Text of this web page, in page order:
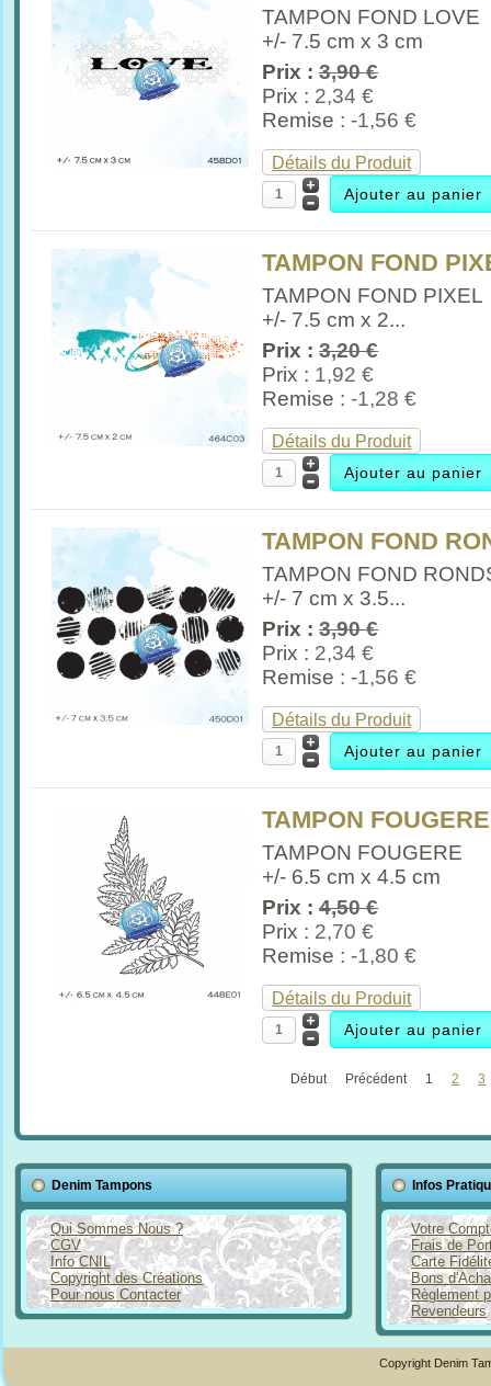
TAMPON FOND LOVE
+/- 7.5 cm x 3 cm
Prix :3,90 €
Prix : 2,34 €
Remise :-1,56 €
Détails du Produit
TAMPON FOND
TAMPON FOND PIXEL
+/- 7.5 cm x 2...
Prix :3,20 €
Prix : 1,92 €
Remise :-1,28 €
Détails du Produit
TAMPON FOND
TAMPON FOND
+/- 7 cm x 3.5...
Prix :3,90 €
Prix : 2,34 €
Remise :-1,56 €
Détails du Produit
TAMPON FOUGERE
TAMPON FOUGERE
+/- 6.5 cm x 4.5 cm
Prix :4,50 €
Prix : 2,70 €
Remise :-1,80 €
Détails du Produit
Début Précédent 1 2 3
Denim Tampons
Qui Sommes Nous ?
CGV
Info CNIL
Copyright des Créations
Pour nous Contacter
Infos
Votre
Frais de
Carte
Bons
Règlement
Revendeurs
Copyright Denim